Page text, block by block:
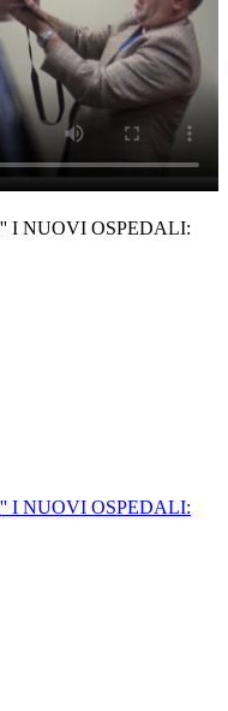
I NUOVI OSPEDALI:
I NUOVI OSPEDALI: